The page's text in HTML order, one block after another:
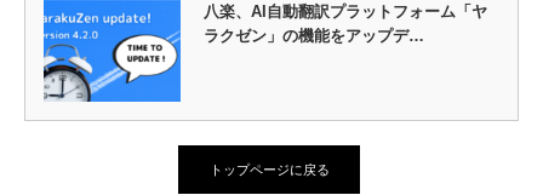
八楽、AI自動翻訳プラットフォーム「ヤ
ラクゼン」の機能をアップデ…
トップページに戻る